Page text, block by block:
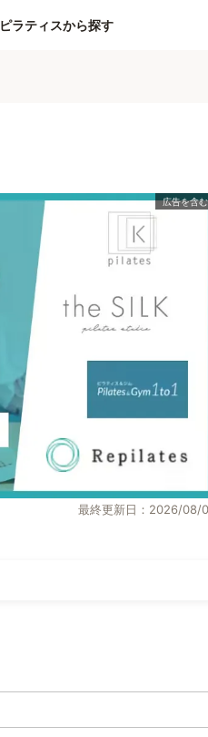
ピラティスから探す
最終更新日：2026/08/